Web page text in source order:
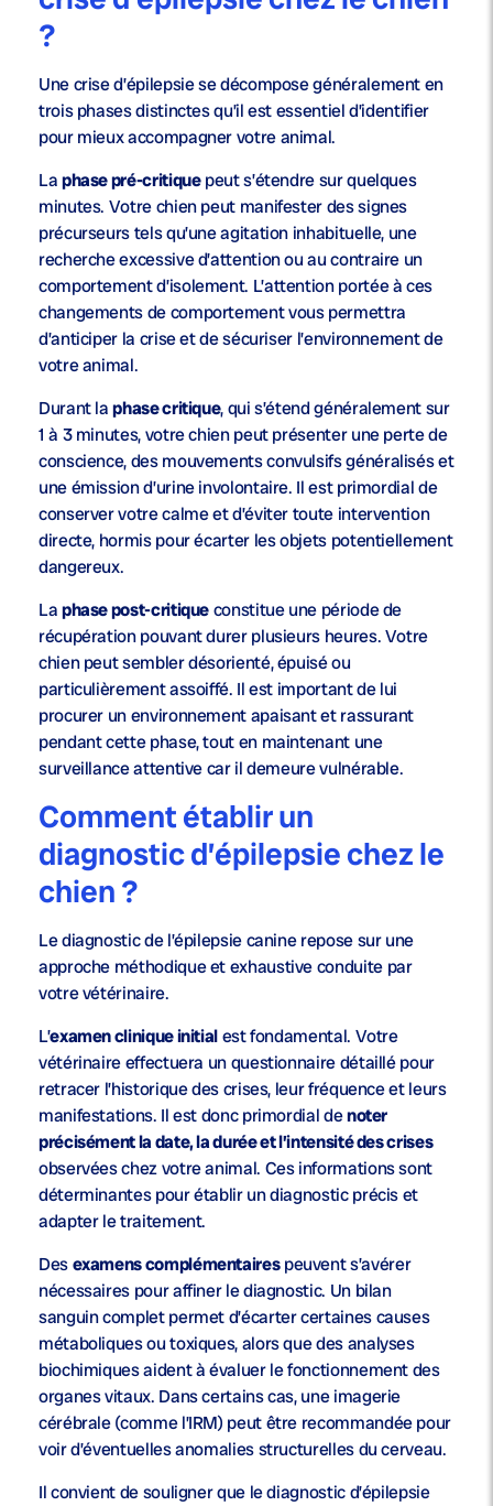
?
Une crise d’épilepsie se décompose généralement en
trois phases distinctes qu’il est essentiel d’identifier
pour mieux accompagner votre animal.
Laphase pré-critiquepeut s’étendre sur quelques
minutes. Votre chien peut manifester des signes
précurseurs tels qu’une agitation inhabituelle, une
recherche excessive d’attention ou au contraire un
comportement d’isolement. L’attention portée à ces
changements de comportement vous permettra
d’anticiper la crise et de sécuriser l’environnement de
votre animal.
Durant laphase critique, qui s’étend généralement sur
1 à 3 minutes, votre chien peut présenter une perte de
conscience, des mouvements convulsifs généralisés et
une émission d’urine involontaire. Il est primordial de
conserver votre calme et d’éviter toute intervention
directe, hormis pour écarter les objets potentiellement
dangereux.
Laphase post-critiqueconstitue une période de
récupération pouvant durer plusieurs heures. Votre
chien peut sembler désorienté, épuisé ou
particulièrement assoiffé. Il est important de lui
procurer un environnement apaisant et rassurant
pendant cette phase, tout en maintenant une
surveillance attentive car il demeure vulnérable.
Comment établir un
diagnostic d’épilepsie chez le
chien ?
Le diagnostic de l’épilepsie canine repose sur une
approche méthodique et exhaustive conduite par
votre vétérinaire.
L’examen clinique initialest fondamental. Votre
vétérinaire effectuera un questionnaire détaillé pour
retracer l’historique des crises, leur fréquence et leurs
manifestations. Il est donc primordial denoter
précisément la date, la durée et l’intensité des crises
observées chez votre animal. Ces informations sont
déterminantes pour établir un diagnostic précis et
adapter le traitement.
Desexamens complémentairespeuvent s’avérer
nécessaires pour affiner le diagnostic. Un bilan
sanguin complet permet d’écarter certaines causes
métaboliques ou toxiques, alors que des analyses
biochimiques aident à évaluer le fonctionnement des
organes vitaux. Dans certains cas, une imagerie
cérébrale (comme l’IRM) peut être recommandée pour
voir d’éventuelles anomalies structurelles du cerveau.
Il convient de souligner que le diagnostic d’épilepsie